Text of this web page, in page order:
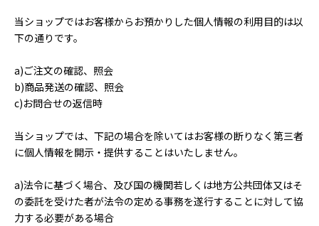
当ショップではお客様からお預かりした個人情報の利用目的は以
下の通りです。
a)ご注文の確認、照会
b)商品発送の確認、照会
c)お問合せの返信時
当ショップでは、下記の場合を除いてはお客様の断りなく第三者
に個人情報を開示・提供することはいたしません。
a)法令に基づく場合、及び国の機関若しくは地方公共団体又はそ
の委託を受けた者が法令の定める事務を遂行することに対して協
力する必要がある場合